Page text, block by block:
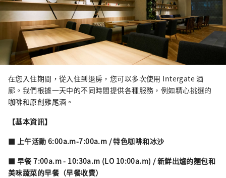
在您入住期間，從入住到退房，您可以多次使用 Intergate 酒
廊。我們根據一天中的不同時間提供各種服務，例如精心挑選的
咖啡和原創雞尾酒。
【基本資訊】
■ 上午活動 6:00a.m-7:00a.m / 特色咖啡和冰沙
■ 早餐 7:00a.m - 10:30a.m (LO 10:00a.m) / 新鮮出爐的麵包和
美味蔬菜的早餐（早餐收費）